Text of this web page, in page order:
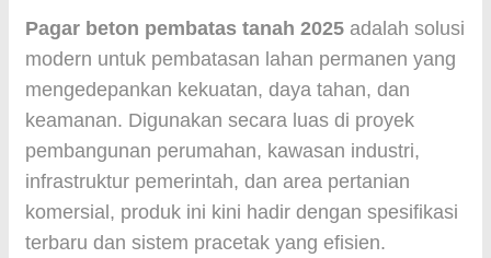
Pagar beton pembatas tanah 2025 adalah solusi
modern untuk pembatasan lahan permanen yang
mengedepankan kekuatan, daya tahan, dan
keamanan. Digunakan secara luas di proyek
pembangunan perumahan, kawasan industri,
infrastruktur pemerintah, dan area pertanian
komersial, produk ini kini hadir dengan spesifikasi
terbaru dan sistem pracetak yang efisien.